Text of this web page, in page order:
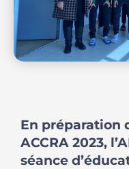
En préparation
ACCRA 2023,
séance